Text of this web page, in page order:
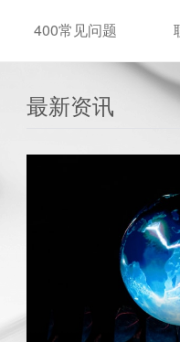
400常见问题
最新资讯